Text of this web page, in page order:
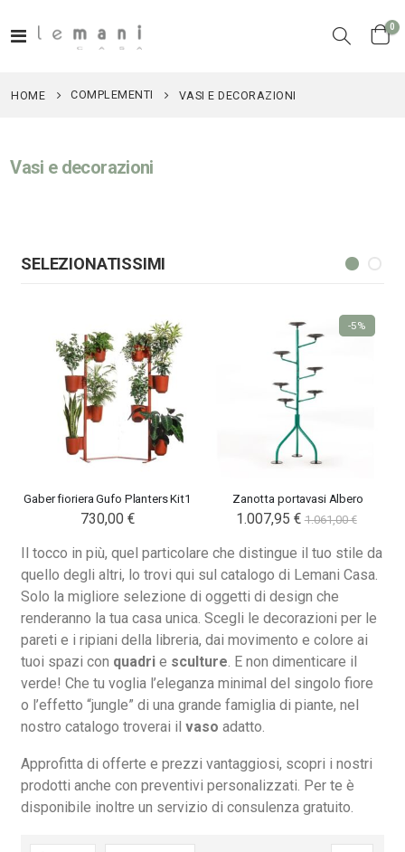
Toggle
Cart
0
HOME COMPLEMENTI VASI E DECORAZIONI
Vasi e decorazioni
SELEZIONATISSIMI
Gaber fioriera Gufo Planters Kit1
730,00 €
Zanotta portavasi Albero
1.007,95 € 1.061,00 €
-5%
Il tocco in più, quel particolare che distingue il tuo stile da
quello degli altri, lo trovi qui sul catalogo di Lemani Casa.
Solo la migliore selezione di oggetti di design che
renderanno la tua casa unica. Scegli le decorazioni per le
pareti e i ripiani della libreria, dai movimento e colore ai
tuoi spazi con quadri e sculture. E non dimenticare il
verde! Che tu voglia l’eleganza minimal del singolo fiore
o l’effetto “jungle” di una grande famiglia di piante, nel
nostro catalogo troverai ilvaso adatto.
Approfitta di offerte e prezzi vantaggiosi, scopri i nostri
prodotti anche con preventivi personalizzati. Per te è
disponibile inoltre un servizio di consulenza gratuito.
Nardi poltrona Folio Rocking
201,65 €
246,00 € -18%
Nardi poltrona Folio Rocking
246,00 € -18%